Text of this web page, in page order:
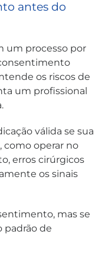
antes do
um processo por
os riscos de
um profissional
válida se sua
como operar no
erros cirúrgicos
os sinais
mas se
padrão de